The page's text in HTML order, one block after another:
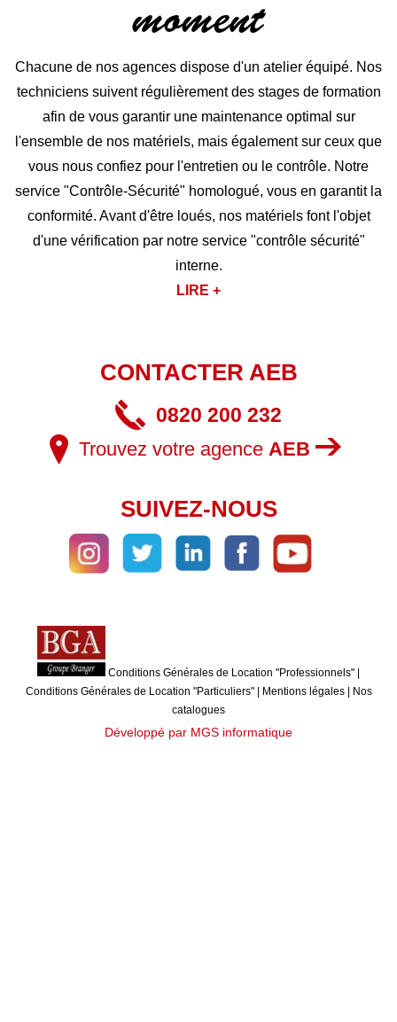
moment
Chacune de nos agences dispose d'un atelier équipé. Nos
techniciens suivent régulièrement des stages de formation
afin de vous garantir une maintenance optimal sur
l'ensemble de nos matériels, mais également sur ceux que
vous nous confiez pour l'entretien ou le contrôle. Notre
service "Contrôle-Sécurité" homologué, vous en garantit la
conformité. Avant d'être loués, nos matériels font l'objet
d'une vérification par notre service "contrôle sécurité"
interne.
LIRE +
CONTACTER AEB
0820 200 232
Trouvez votre agence AEB
SUIVEZ-NOUS
Conditions Générales de Location "Professionnels" |
Conditions Générales de Location "Particuliers"| Mentions légales| Nos
catalogues
Développé par MGS informatique